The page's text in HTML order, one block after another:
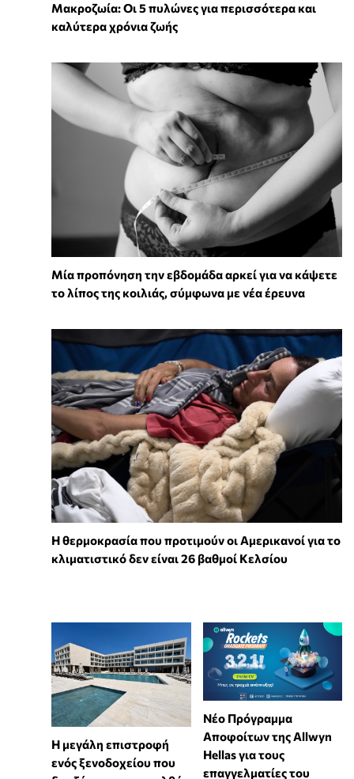
Mακροζωία: Οι 5 πυλώνες για περισσότερα και
καλύτερα χρόνια ζωής
Μία προπόνηση την εβδομάδα αρκεί για να κάψετε
το λίπος της κοιλιάς, σύμφωνα με νέα έρευνα
Η θερμοκρασία που προτιμούν οι Αμερικανοί για το
κλιματιστικό δεν είναι 26 βαθμοί Κελσίου
Η μεγάλη επιστροφή
ενός ξενοδοχείου που
Νέο Πρόγραμμα
Αποφοίτων της Allwyn
Hellas για τους
επαγγελματίες του